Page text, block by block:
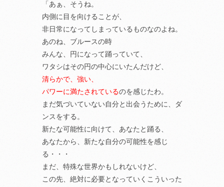
「あぁ、そうね。
内側に目を向けることが、
非日常になってしまっているものなのよね。
あのね、ブルースの時
みんな、円になって踊っていて、
ワタシはその円の中心にいたんだけど、
清らかで、強い、
パワーに満たされているのを感じたわ。
まだ気づいていない自分と出会うために、ダ
ンスをする。
新たな可能性に向けて、あなたと踊る、
あなたから、新たな自分の可能性を感じ
る・・・
まだ、特殊な世界かもしれないけど、
この先、絶対に必要となっていくこういった